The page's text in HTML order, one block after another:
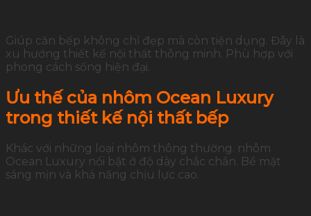
Giúp căn bếp không chỉ đẹp mà còn tiện dụng. Đây là
xu hướng thiết kế nội thất thông minh. Phù hợp với
phong cách sống hiện đại.
Ưu thế của nhôm Ocean Luxury
trong thiết kế nội thất bếp
Khác với những loại nhôm thông thường. nhôm
Ocean Luxury nổi bật ở độ dày chắc chắn. Bề mặt
sáng mịn và khả năng chịu lực cao.